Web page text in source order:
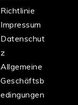
Richtlinie
Impressum
Datenschut
z
Allgemeine
Geschäftsb
edingungen